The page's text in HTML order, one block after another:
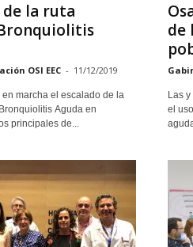
de la ruta
OSI EEC - 11/12/2019
marcha el escalado de la
Aguda en
principales de...
de
Las
el